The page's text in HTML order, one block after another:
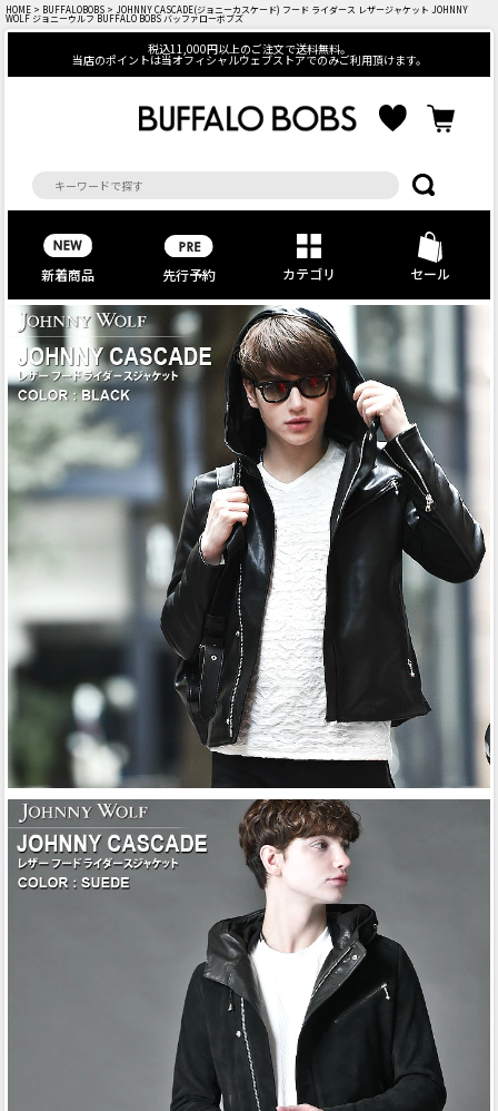
HOME > BUFFALOBOBS > JOHNNY CASCADE(ジョニーカスケード) フード ライダース レザージャケット JOHNNY
WOLF ジョニーウルフ BUFFALO BOBS バッファローボブズ
税込11,000円以上のご注文で送料無料。
当店のポイントは当オフィシャルウェブストアでのみご利用頂けます。
新着商品 先行予約 カテゴリ セール